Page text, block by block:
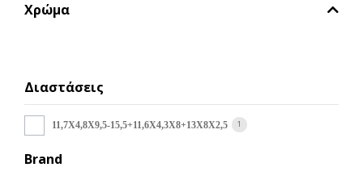
Χρώμα
Διαστάσεις
11,7Χ4,8Χ9,5-15,5+11,6Χ4,3Χ8+13Χ8Χ2,5 1
Brand